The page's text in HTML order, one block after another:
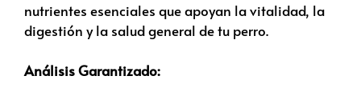
nutrientes esenciales que apoyan la vitalidad, la
digestión y la salud general de tu perro.
Análisis Garantizado: